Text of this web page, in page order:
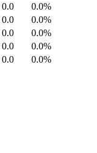
0.0
0.0%
0.0
0.0%
0.0
0.0%
0.0
0.0%
0.0
0.0%